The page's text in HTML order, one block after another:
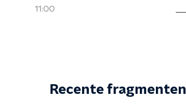
11:00
Recente fragmenten